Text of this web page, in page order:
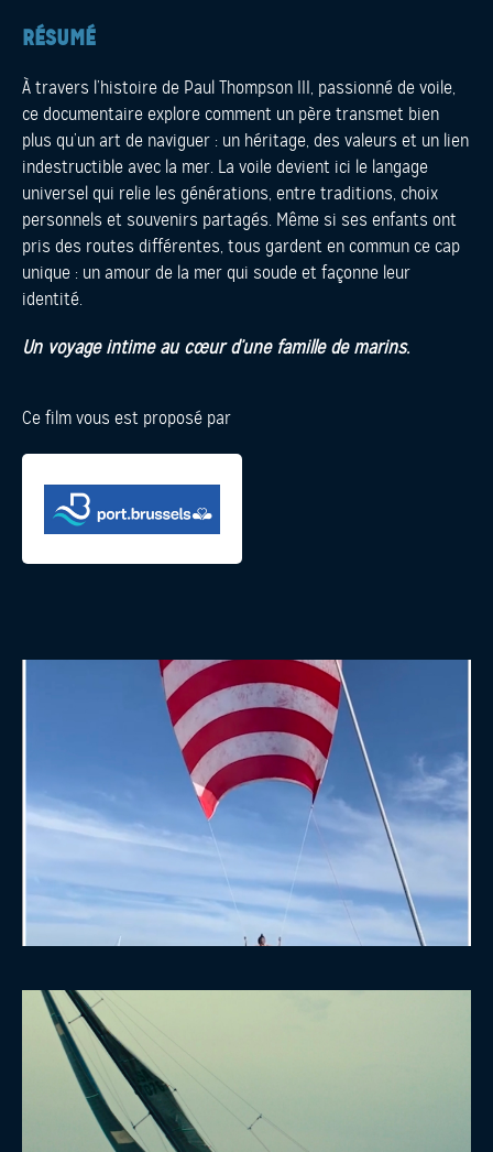
RÉSUMÉ
À travers l’histoire de Paul Thompson III, passionné de voile,
ce documentaire explore comment un père transmet bien
plus qu’un art de naviguer : un héritage, des valeurs et un lien
indestructible avec la mer. La voile devient ici le langage
universel qui relie les générations, entre traditions, choix
personnels et souvenirs partagés. Même si ses enfants ont
pris des routes différentes, tous gardent en commun ce cap
unique : un amour de la mer qui soude et façonne leur
identité.
Un voyage intime au cœur d’une famille de marins.
Ce film vous est proposé par